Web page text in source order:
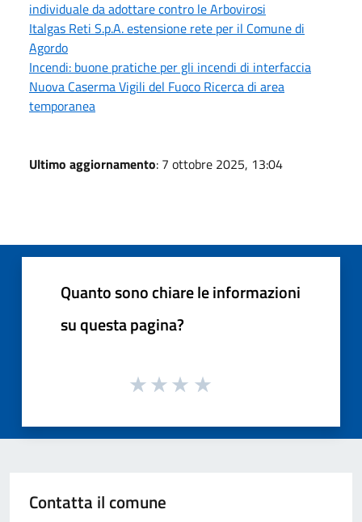
individuale da adottare contro le Arbovirosi
Italgas Reti S.p.A. estensione rete per il Comune di
Agordo
Incendi: buone pratiche per gli incendi di interfaccia
Nuova Caserma Vigili del Fuoco Ricerca di area
temporanea
Ultimo aggiornamento: 7 ottobre 2025, 13:04
Quanto sono chiare le informazioni
su questa pagina?
Contatta il comune